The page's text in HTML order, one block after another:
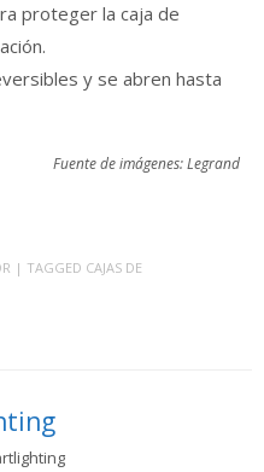
proteger la caja de
y se abren hasta
Fuente de imágenes: Legrand
| TAGGED CAJAS DE